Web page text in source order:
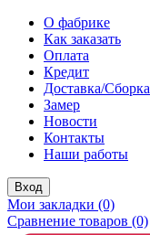
О фабрике
Как заказать
Оплата
Кредит
Доставка/Сборка
Замер
Новости
Контакты
Наши работы
Вход
Мои закладки (0)
Сравнение товаров (0)